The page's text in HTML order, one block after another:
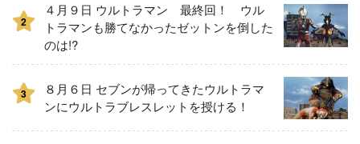
2
４月９日 ウルトラマン 最終回！ ウル
トラマンも勝てなかったゼットンを倒した
のは!?
3
８月６日 セブンが帰ってきたウルトラマ
ンにウルトラブレスレットを授ける！